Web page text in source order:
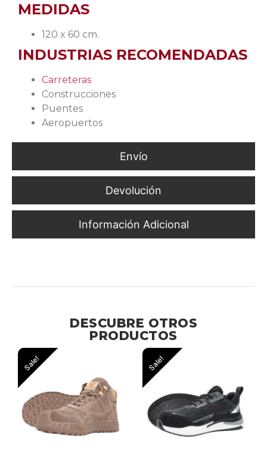
Envío
Devolución
Información Adicional
MEDIDAS
120 x 60 cm.
INDUSTRIAS RECOMENDADAS
Carreteras
Construcciones
Puentes
Aeropuertos
DESCUBRE OTROS
PRODUCTOS
Sale! Sale!